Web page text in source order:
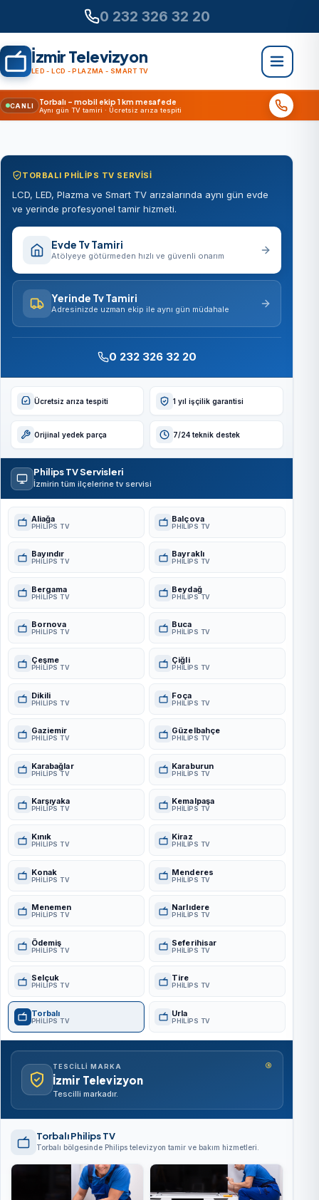
0 232 326 32 20
İzmir Televizyon
LED - LCD - PLAZMA - SMART TV
CANLI Torbalı – mobil ekip 1 km mesafede
Aynı gün TV tamiri · Ücretsiz arıza tespiti
TORBALI PHILIPS TV SERVISI
LCD, LED, Plazma ve Smart TV arızalarında aynı gün evde
ve yerinde profesyonel tamir hizmeti.
Evde Tv Tamiri
Atölyeye götürmeden hızlı ve güvenli onarım
Yerinde Tv Tamiri
Adresinizde uzman ekip ile aynı gün müdahale
0 232 326 32 20
Ücretsiz arıza tespiti 1 yıl işçilik garantisi
Orijinal yedek parça 7/24 teknik destek
Philips TV Servisleri
İzmirin tüm ilçelerine tv servisi
Aliağa
PHILIPS TV
Balçova
PHILIPS TV
Bayındır
PHILIPS TV
Bayraklı
PHILIPS TV
Bergama
PHILIPS TV
Beydağ
PHILIPS TV
Bornova
PHILIPS TV
Buca
PHILIPS TV
Çeşme
PHILIPS TV
Çiğli
PHILIPS TV
Dikili
PHILIPS TV
Foça
PHILIPS TV
Gaziemir
PHILIPS TV
Güzelbahçe
PHILIPS TV
Karabağlar
PHILIPS TV
Karaburun
PHILIPS TV
Karşıyaka
PHILIPS TV
Kemalpaşa
PHILIPS TV
Kınık
PHILIPS TV
Kiraz
PHILIPS TV
Konak
PHILIPS TV
Menderes
PHILIPS TV
Menemen
PHILIPS TV
Narlıdere
PHILIPS TV
Ödemiş
PHILIPS TV
Seferihisar
PHILIPS TV
Selçuk
PHILIPS TV
Tire
PHILIPS TV
Torbalı
PHILIPS TV
Urla
PHILIPS TV
TESCILLI MARKA
İzmir Televizyon
Tescilli markadır.
®
Torbalı Philips TV
Torbalı bölgesinde Philips televizyon tamir ve bakım hizmetleri.